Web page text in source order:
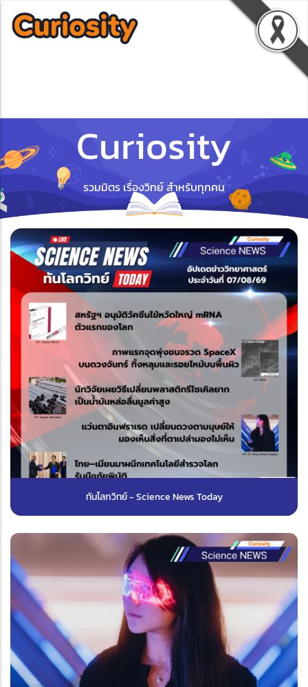
Curiosity
รวมมิตร เรื่องวิทย์ สำหรับทุกคน
ทันโลกวิทย์ - Science News Today